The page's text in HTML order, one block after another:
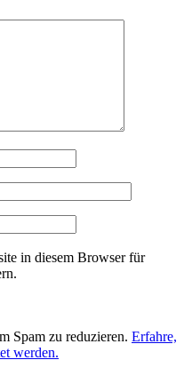
in diesem Browser für
Spam zu reduzieren. Erfahre,
werden.